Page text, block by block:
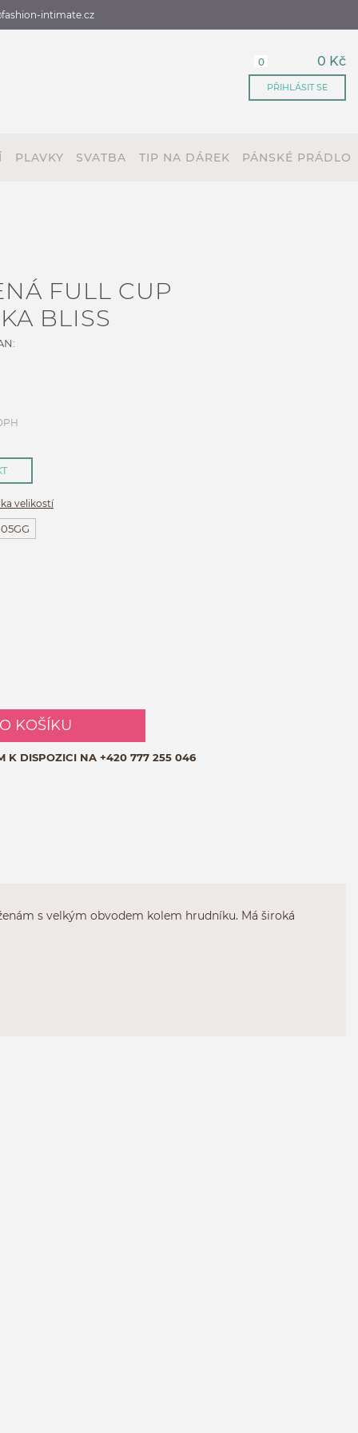
intimate.cz
0 0 Kč
PŘIHLÁSIT SE
PLAVKY SVATBA TIP NA DÁREK PÁNSKÉ PRÁDLO
FULL CUP
BLISS
velikostí
KOŠÍKU
K DISPOZICI NA +420 777 255 046
s velkým obvodem kolem hrudníku. Má široká